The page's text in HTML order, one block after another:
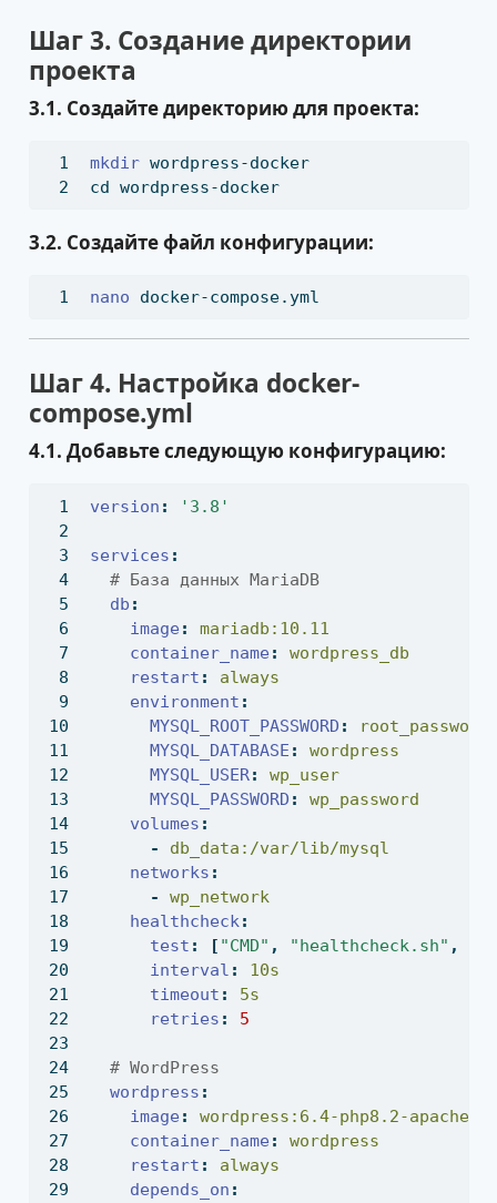
Шаг 3. Создание директории
проекта
3.1. Создайте директорию для проекта:
mkdir wordpress-docker
cd wordpress-docker
3.2. Создайте файл конфигурации:
nano docker-compose.yml
Шаг 4. Настройка docker-
compose.yml
4.1. Добавьте следующую конфигурацию:
version : '3.8'
services :
  # База данных MariaDB
db :
image :
mariadb:10.11
container_name :
wordpress_db
restart :
always
environment :
MYSQL_ROOT_PASSWORD :
root_password
MYSQL_DATABASE :
wordpress
MYSQL_USER:
wp_user
MYSQL_PASSWORD :
wp_password
volumes :
-
db_data:/var/lib/mysql
networks :
-
wp_network
healthcheck :
test : [ "CMD" , "healthcheck.sh" ,
interval :
10s
timeout :
5s
retries : 5
  # WordPress
wordpress :
image :
wordpress:6.4-php8.2-apache
container_name :
wordpress
restart :
always
depends_on :